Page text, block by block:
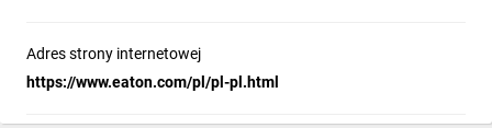
Adres strony internetowej
https://www.eaton.com/pl/pl-pl.html